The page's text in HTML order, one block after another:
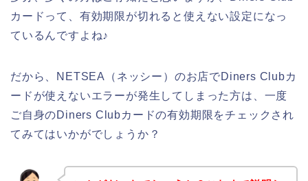
カードって、有効期限が切れると使えない設定になっ
ているんですよね♪
だから、NETSEA（ネッシー）のお店でDiners Clubカ
ードが使えないエラーが発生してしまった方は、一度
ご自身のDiners Clubカードの有効期限をチェックされ
てみてはいかがでしょうか？